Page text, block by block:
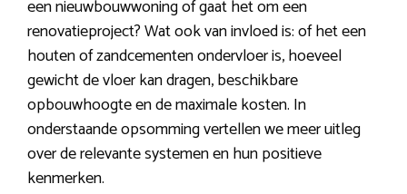
een nieuwbouwwoning of gaat het om een
renovatieproject? Wat ook van invloed is: of het een
houten of zandcementen ondervloer is, hoeveel
gewicht de vloer kan dragen, beschikbare
opbouwhoogte en de maximale kosten. In
onderstaande opsomming vertellen we meer uitleg
over de relevante systemen en hun positieve
kenmerken.